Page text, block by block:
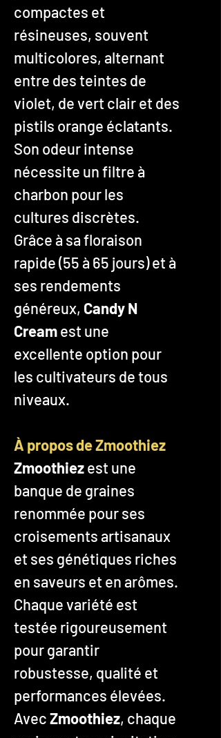
compactes et
résineuses, souvent
multicolores, alternant
entre des teintes de
violet, de vert clair et des
pistils orange éclatants.
Son odeur intense
nécessite un filtre à
charbon pour les
cultures discrètes.
Grâce à sa floraison
rapide (55 à 65 jours) et à
ses rendements
généreux, Candy N
Creamest une
excellente option pour
les cultivateurs de tous
niveaux.
À propos de Zmoothiez
Zmoothiezest une
banque de graines
renommée pour ses
croisements artisanaux
et ses génétiques riches
en saveurs et en arômes.
Chaque variété est
testée rigoureusement
pour garantir
robustesse, qualité et
performances élevées.
AvecZmoothiez, chaque